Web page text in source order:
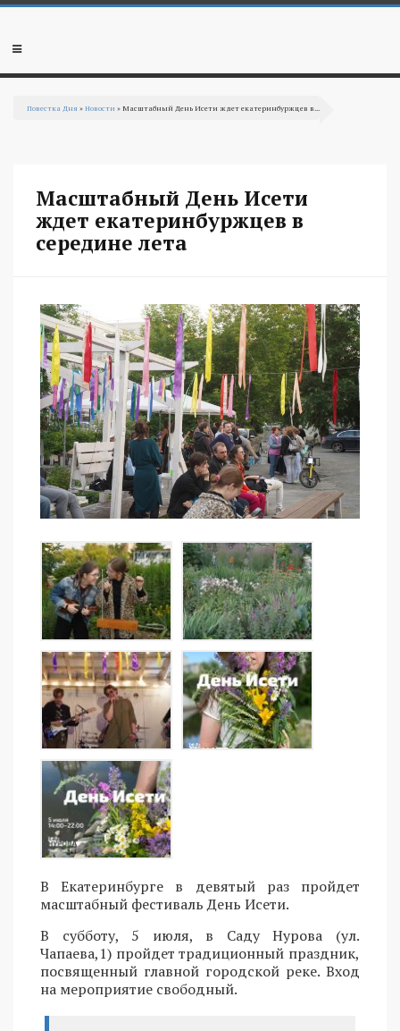
Перейти к основному содержанию
Мобильное
Повестка Дня »Новости » Масштабный День Исети ждет екатеринбуржцев в...
Масштабный День Исети
ждет екатеринбуржцев в
середине лета
В Екатеринбурге в девятый раз пройдет
масштабный фестиваль День Исети.
В субботу, 5 июля, в Саду Нурова (ул.
Чапаева,1) пройдет традиционный праздник,
посвященный главной городской реке. Вход
на мероприятие свободный.